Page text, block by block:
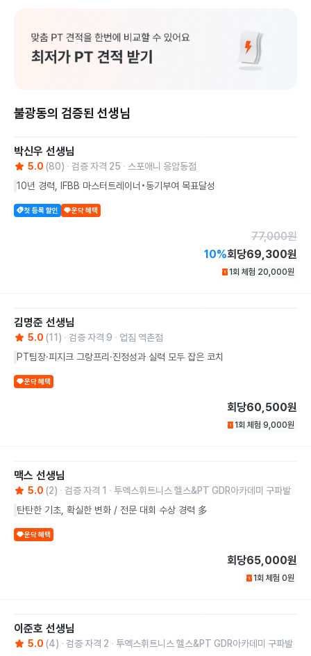
불광동의 검증된 선생님
박신우 선생님
5.0 (80) 검증 자격 25
스포애니 응암동점
10년 경력, IFBB 마스터트레이너•동기부여 목표달성
첫 등록 할인 운닥 혜택
77,000원
10%회당69,300원
1회 체험 20,000원
김명준 선생님
5.0 (11 ) 검증 자격 9
업짐 역촌점
PT팀장·피지크 그랑프리·진정성과 실력 모두 잡은 코치
운닥 혜택
회당60,500원
1회 체험 9,000원
맥스 선생님
5.0 (2) 검증 자격 1
투엑스휘트니스 헬스&PT GDR아카데미 구파발
탄탄한 기초, 확실한 변화 / 전문 대회 수상 경력 多
운닥 혜택
회당65,000원
1회 체험 0원
이준호 선생님
5.0 (4) 검증 자격 2
투엑스휘트니스 헬스&PT GDR아카데미 구파발